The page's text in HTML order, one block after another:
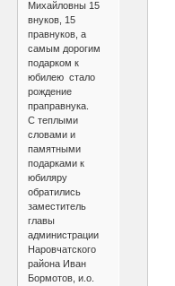
Михайловны 15
внуков, 15
правнуков, а
самым дорогим
подарком к
юбилею стало
рождение
праправнука.
С теплыми
словами и
памятными
подарками к
юбиляру
обратились
заместитель
главы
администрации
Наровчатского
района Иван
Бормотов, и.о.